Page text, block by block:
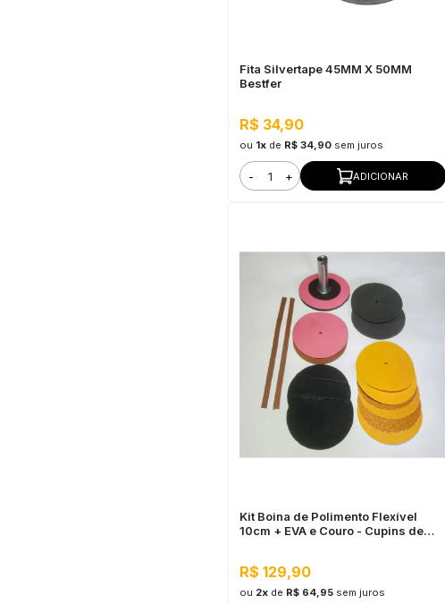
Fita Silvertape 45MM X 50MM
Bestfer
R$ 34,90
ou 1x de R$ 34,90 sem juros
- + ADICIONAR
Kit Boina de Polimento Flexível
10cm + EVA e Couro - Cupins de
R$ 129,90
ou 2x de R$ 64,95 sem juros